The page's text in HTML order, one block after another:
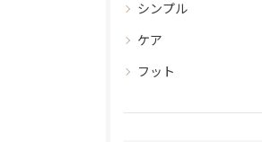
シンプル
ケア
フット